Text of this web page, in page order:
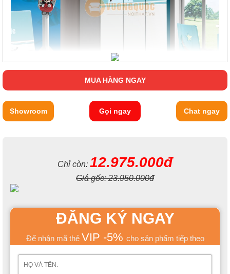
MUA HÀNG NGAY
Showroom Gọi ngay Chat ngay
Chỉ còn: 12.975.000đ
Giá gốc:23.950.000đ
ĐĂNG KÝ NGAY
Để nhận mã thẻ VIP -5% cho sản phẩm tiếp theo